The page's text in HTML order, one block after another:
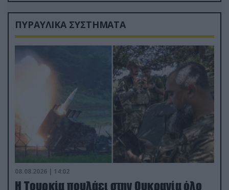
ΠΥΡΑΥΛΙΚΑ ΣΥΣΤΗΜΑΤΑ
08.08.2026 | 14:02
Η Τουρκία πουλάει στην Ουκρανία όλο